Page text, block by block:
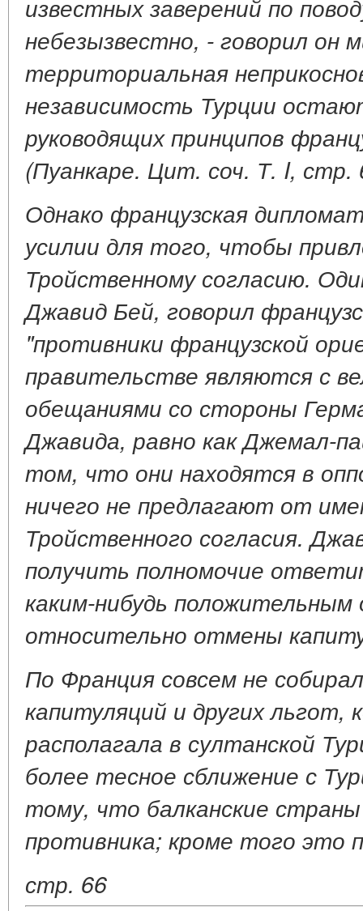
известных заверений по
небезызвестно, - говорил он
территориальная
независимость Турции
руководящих принципов
(Пуанкаре. Цит. соч. Т. I, стр.
Однако французская
усилии для того, чтобы
Тройственному согласию.
Джавид Бей, говорил
"противники французской
правительстве являются с
обещаниями со стороны
Джавида, равно как Джемал-
том, что они находятся в
ничего не предлагают от
Тройственного согласия.
получить полномочие
каким-нибудь
относительно отмены
По Франция совсем не
капитуляций и других льгот,
располагала в султанской
более тесное сближение с
тому, что балканские
противника; кроме того это
стр. 66